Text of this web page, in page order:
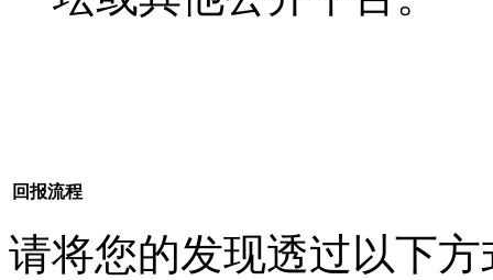
回报流程
请将您的发现透过以下